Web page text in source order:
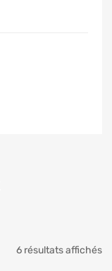
6 résultats affichés